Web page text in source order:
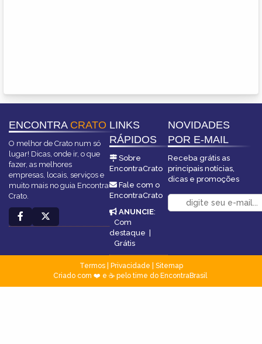
ENCONTRA CRATO
O melhor de Crato num só
lugar! Dicas, onde ir, o que
fazer, as melhores
empresas, locais, serviços e
muito mais no guia Encontra
Crato.
LINKS
RÁPIDOS
Sobre
EncontraCrato
Fale com o
EncontraCrato
ANUNCIE:
Com
destaque
Grátis
NOVIDADES
POR E-MAIL
Receba grátis as
principais notícias,
dicas e promoções
Termos| Privacidade
Sitemap
Criado com ❤️ e ☕ pelo time do EncontraBrasil